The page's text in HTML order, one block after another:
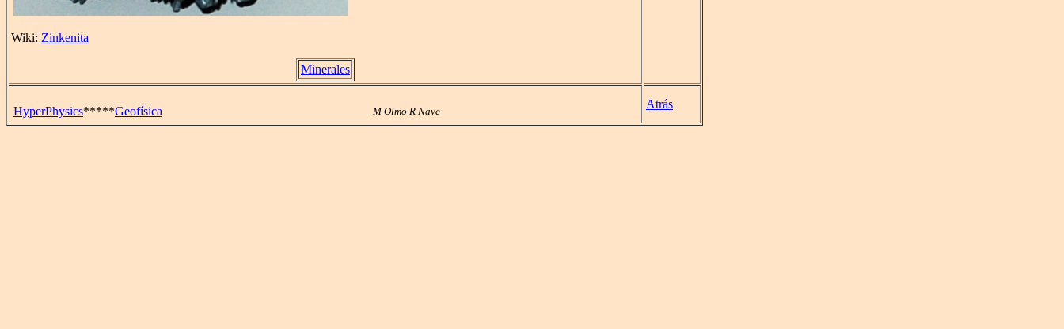
Wiki: Zinkenita
Minerales
HyperPhysics*****Geofísica M Olmo R Nave
Atrás